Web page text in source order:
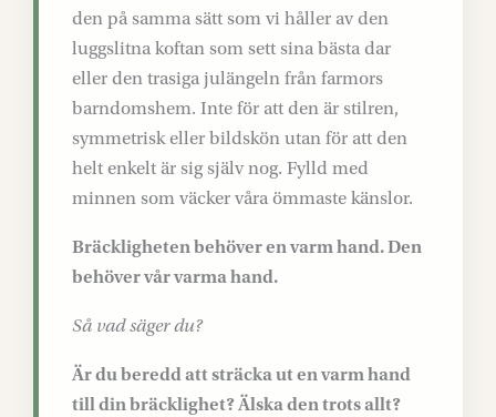
den på samma sätt som vi håller av den
luggslitna koftan som sett sina bästa dar
eller den trasiga julängeln från farmors
barndomshem. Inte för att den är stilren,
symmetrisk eller bildskön utan för att den
helt enkelt är sig själv nog. Fylld med
minnen som väcker våra ömmaste känslor.
Bräckligheten behöver en varm hand. Den
behöver vår varma hand.
Så vad säger du?
Är du beredd att sträcka ut en varm hand
till din bräcklighet? Älska den trots allt?